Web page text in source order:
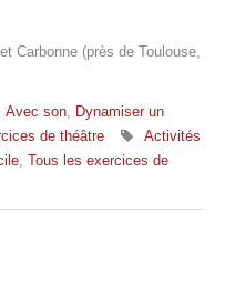
Carbonne (près de Toulouse,
Avec son, Dynamiser un
de théâtre
Activités
, Tous les exercices de